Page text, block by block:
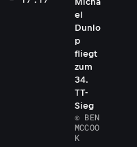
el
Dunlo
p
fliegt
zum
34.
TT-
Sieg
© BEN
MCCOO
K